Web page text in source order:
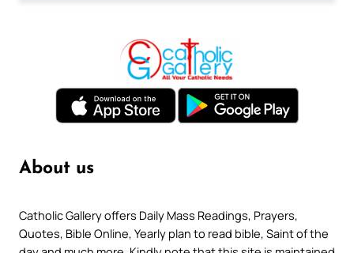
About us
Catholic Gallery offers Daily Mass Readings, Prayers,
Quotes, Bible Online, Yearly plan to read bible, Saint of the